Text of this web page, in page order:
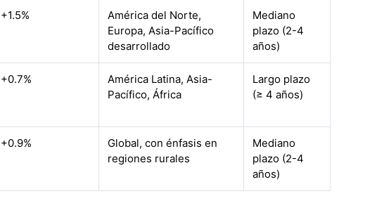
+1.5%
América del Norte,
Europa, Asia-Pacífico
desarrollado
Mediano
plazo (2-4
años)
+0.7%
América Latina, Asia-
Pacífico, África
Largo plazo
(≥ 4 años)
+0.9%
Global, con énfasis en
regiones rurales
Mediano
plazo (2-4
años)